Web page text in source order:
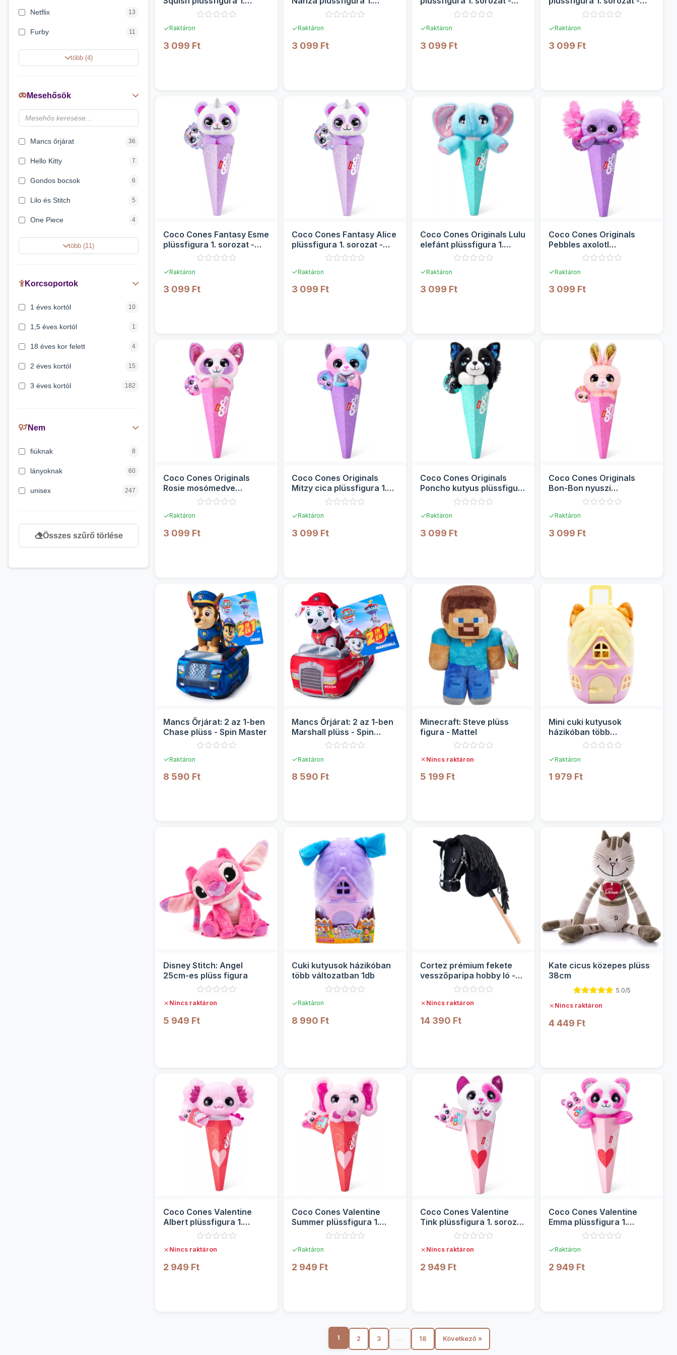
Netflix 13
Furby 11
Shimmeez Simiflitter 5
Nicotoy
Barbie 2
több (4)
Mesehősök
Mancs őrjárat 36
Hello Kitty 7
Gondos bocsok 6
Lilo és Stitch 5
One Piece 4
Stumble Guys 4
Unikornis Akadémia
több (11)
Korcsoportok
1 éves kortól 10
1,5 éves kortól 1
18 éves kor felett 4
2 éves kortól 15
3 éves kortól 182
5 évess kortól 21
Nem
fiúknak 8
lányoknak 60
unisex 247
Összes szűrő törlése
sorozat - Zuru
✓Raktáron
3 099 Ft
sorozat - Zuru
✓Raktáron
3 099 Ft
✓Raktáron
3 099 Ft
✓Raktáron
3 099 Ft
Coco Cones Fantasy Esme
plüssfigura 1. sorozat -
✓Raktáron
3 099 Ft
Coco Cones Fantasy Alice
plüssfigura 1. sorozat -
✓Raktáron
3 099 Ft
Coco Cones Originals Lulu
elefánt plüssfigura 1.
sorozat - Zuru
✓Raktáron
3 099 Ft
Coco Cones Originals
Pebbles axolotl
plüssfigura 1. sorozat -
✓Raktáron
3 099 Ft
Coco Cones Originals
Rosie mosómedve
plüssfigura 1. sorozat -
✓Raktáron
3 099 Ft
Coco Cones Originals
Mitzy cica plüssfigura 1.
sorozat - Zuru
✓Raktáron
3 099 Ft
Coco Cones Originals
Poncho kutyus plüssfigura
1. sorozat - Zuru
✓Raktáron
3 099 Ft
Coco Cones Originals
Bon-Bon nyuszi
plüssfigura 1. sorozat -
✓Raktáron
3 099 Ft
Mancs Őrjárat: 2 az 1-ben
Chase plüss - Spin Master
✓Raktáron
8 590 Ft
Mancs Őrjárat: 2 az 1-ben
Marshall plüss - Spin
✓Raktáron
8 590 Ft
Minecraft: Steve plüss
figura - Mattel
✗ Nincs raktáron
5 199 Ft
Mini cuki kutyusok
házikóban több
változatban
✓Raktáron
1 979 Ft
Disney Stitch: Angel
25cm-es plüss figura
✗ Nincs raktáron
5 949 Ft
Cuki kutyusok házikóban
több változatban 1db
✓Raktáron
8 990 Ft
Cortez prémium fekete
vesszőparipa hobby ló -
Woodyland
✗ Nincs raktáron
14 390 Ft
Kate cicus közepes plüss
38cm
5.0/5
✗ Nincs raktáron
4 449 Ft
Coco Cones Valentine
Albert plüssfigura 1.
sorozat - Zuru
✗ Nincs raktáron
2 949 Ft
Coco Cones Valentine
Summer plüssfigura 1.
sorozat - Zuru
✓Raktáron
2 949 Ft
Coco Cones Valentine
Tink plüssfigura 1. sorozat
✗ Nincs raktáron
2 949 Ft
Coco Cones Valentine
Emma plüssfigura 1.
sorozat - Zuru
✓Raktáron
2 949 Ft
1 2 3 ... 18 Következő »